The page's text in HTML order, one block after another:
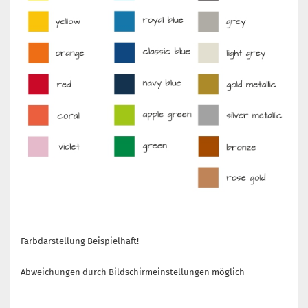
Farbdarstellung Beispielhaft!
Abweichungen durch Bildschirmeinstellungen möglich